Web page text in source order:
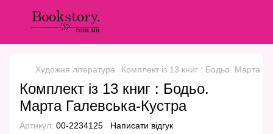
Художня література Комплект із 13 книг : Бодьо. Марта
Комплект із 13 книг : Бодьо.
Марта Галевська-Кустра
Артикул: 00-2234125 Написати відгук